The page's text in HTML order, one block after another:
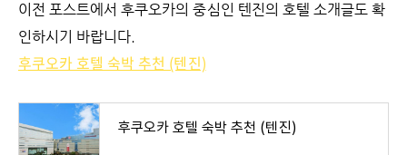
이전 포스트에서 후쿠오카의 중심인 텐진의 호텔 소개글도 확
인하시기 바랍니다.
후쿠오카 호텔 숙박 추천 (텐진)
후쿠오카 호텔 숙박 추천 (텐진)